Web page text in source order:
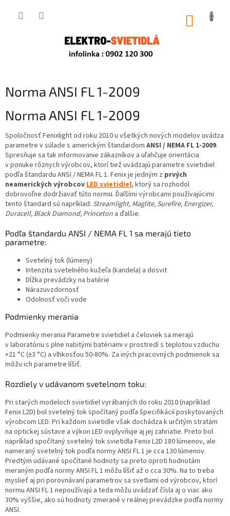
Norma ANSI FL 1-2009
Norma ANSI FL 1-2009
Spoločnosť Fenixlight od roku 2010 u všetkých nových modelov uvádza
parametre v súlade s americkým štandardom ANSI / NEMA FL 1-2009.
Spresňuje sa tak informovanie zákazníkov a uľahčuje orientácia
v ponuke rôznych výrobcov, ktorí tiež uvádzajú parametre svietidiel
podľa štandardu ANSI / NEMA FL 1. Fenix je jedným z prvých
neamerických výrobcovLED svietidiel, ktorý sa rozhodol
dobrovoľne dodržiavať túto normu. Ďalšími výrobcami používajúcimi
tento štandard sú napríklad: Streamlight, Maglite, Surefire, Energizer,
Duracell, Black Diamond, Princeton a ďalšie.
Podľa štandardu ANSI / NEMA FL 1 sa merajú tieto
parametre:
Svetelný tok (lúmeny)
Intenzita svetelného kužeľa (kandela) a dosvit
Dĺžka prevádzky na batérie
Nárazuvzdornosť
Odolnosť voči vode
Podmienky merania
Podmienky merania Parametre svietidiel a čeloviek sa merajú
v laboratóriu s plne nabitými batériami v prostredí s teplotou vzduchu
+21 °C (±3 °C) a vlhkosťou 50-80%. Za iných pracovných podmienok sa
môžu ich parametre líšiť.
Rozdiely v udávanom svetelnom toku:
Pri starých modeloch svietidiel vyrábaných do roku 2010 (napríklad
Fenix L2D) bol svetelný tok spočítaný podľa špecifikácií poskytovaných
výrobcom LED. Pri každom svietidle však dochádza k určitým stratám
na optickej sústave a výkon LED ovplyvňuje aj jej zahriatie. Preto bol
napríklad spočítaný svetelný tok svietidla Fenix L2D 180 lúmenov, ale
nameraný svetelný tok podľa normy ANSI FL 1 je cca 130 lúmenov.
Predtým udávané spočítané hodnoty sa preto oproti hodnotám
meraným podľa normy ANSI FL 1 môžu líšiť až o cca 30%. Na to treba
myslieť aj pri porovnávaní parametrov sa svetlami od výrobcov, ktorí
normu ANSI FL 1 nepoužívajú a teda môžu uvádzať čísla aj o viac ako
30% vyššie, ako sú hodnoty zmerané v reálnej prevádzke podľa normy
ANSI.